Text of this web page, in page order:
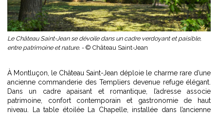
Le Château Saint-Jean se dévoile dans un cadre verdoyant et paisible,
entre patrimoine et nature. - © Château Saint-Jean
À Montluçon, le Château Saint-Jean déploie le charme rare d’une
ancienne commanderie des Templiers devenue refuge élégant.
Dans un cadre apaisant et romantique, l’adresse associe
patrimoine, confort contemporain et gastronomie de haut
niveau. La table étoilée La Chapelle, installée dans l’ancienne